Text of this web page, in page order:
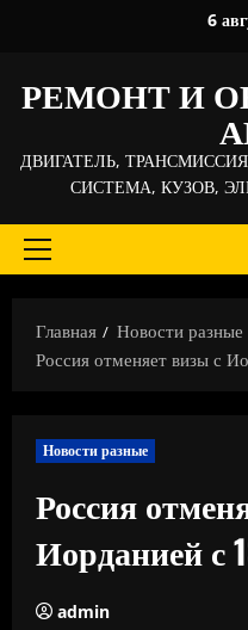
6
РЕМОНТ И
ДВИГАТЕЛЬ,
СИСТЕМА, КУЗОВ,
Основное
Главная
Новости разные
Россия отменяет визы с
Новости разные
Россия
Иорданией с
admin